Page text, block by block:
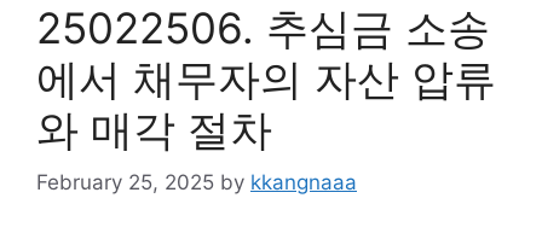
25022506. 추심금 소송
에서 채무자의 자산 압류
와 매각 절차
February 25, 2025 by kkangnaaa